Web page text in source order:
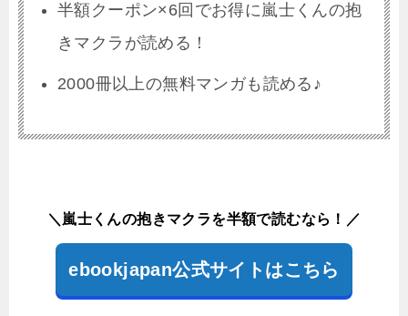
半額クーポン×6回でお得に嵐士くんの抱
きマクラが読める！
2000冊以上の無料マンガも読める♪
＼嵐士くんの抱きマクラを半額で読むなら！／
ebookjapan公式サイトはこちら